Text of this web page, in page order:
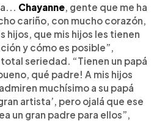
Chayanne, gente que me ha
cariño, con mucho corazón,
hijos, que mis hijos les tienen
y cómo es posible”,
seriedad. “Tienen un papá
qué padre! A mis hijos
muchísimo a su papá
artista’, pero ojalá que ese
un gran padre para ellos”,